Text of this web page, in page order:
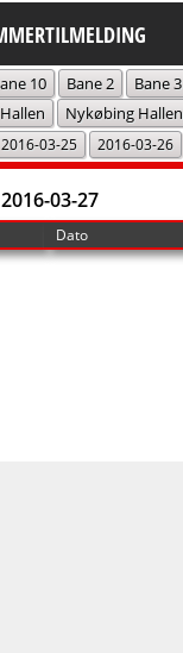
10 Bane 2 Bane 3
Nykøbing Hallen
2016-03-25 2016-03-26
03-27
Dato